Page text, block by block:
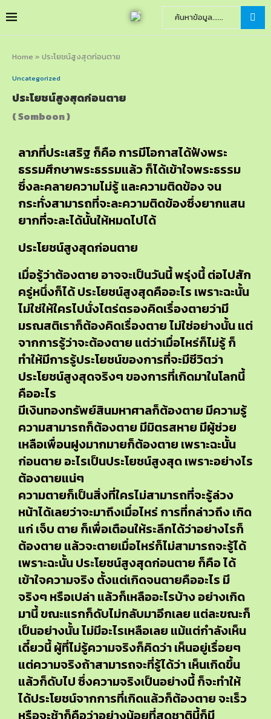
Home » ประโยชน์สูงสุดก่อนตาย
Uncategorized
ประโยชน์สูงสุดก่อนตาย
( Somboon )
ลาภที่ประเสริฐ ก็คือ การมีโอกาสได้ฟังพระ
ธรรมศึกษาพระธรรมแล้ว ก็ได้เข้าใจพระธรรม
ซึ่งละคลายความไม่รู้ และความติดข้อง จน
กระทั่งสามารถที่จะละความติดข้องซึ่งยากแสน
ยากที่จะละได้นั้นให้หมดไปได้
ประโยชน์สูงสุดก่อนตาย
เมื่อรู้ว่าต้องตาย อาจจะเป็นวันนี้ พรุ่งนี้ ต่อไปสัก
ครู่หนึ่งก็ได้ ประโยชน์สูงสุดคืออะไร เพราะฉะนั้น
ไม่ใช่ให้ใครไปนั่งไตร่ตรองคิดเรื่องตายว่ามี
มรณสติเราก็ต้องคิดเรื่องตาย ไม่ใช่อย่างนั้น แต่
จากการรู้ว่าจะต้องตาย แต่ว่าเมื่อไหร่ก็ไม่รู้ ก็
ทำให้มีการรู้ประโยชน์ของการที่จะมีชีวิตว่า
ประโยชน์สูงสุดจริงๆ ของการที่เกิดมาในโลกนี้
คืออะไร
มีเงินทองทรัพย์สินมหาศาลก็ต้องตาย มีความรู้
ความสามารถก็ต้องตาย มีมิตรสหาย มีผู้ช่วย
เหลือเพื่อนฝูงมากมายก็ต้องตาย เพราะฉะนั้น
ก่อนตาย อะไรเป็นประโยชน์สูงสุด เพราะอย่างไร
ต้องตายแน่ๆ
ความตายก็เป็นสิ่งที่ใครไม่สามารถที่จะรู้ล่วง
หน้าได้เลยว่าจะมาถึงเมื่อไหร่ การที่กล่าวถึง เกิด
แก่ เจ็บ ตาย ก็เพื่อเตือนให้ระลึกได้ว่าอย่างไรก็
ต้องตาย แล้วจะตายเมื่อไหร่ก็ไม่สามารถจะรู้ได้
เพราะฉะนั้น ประโยชน์สูงสุดก่อนตาย ก็คือ ได้
เข้าใจความจริง ตั้งแต่เกิดจนตายคืออะไร มี
จริงๆ หรือเปล่า แล้วก็เหลืออะไรบ้าง อย่างเกิด
มานี้ ขณะแรกก็ดับไม่กลับมาอีกเลย แต่ละขณะก็
เป็นอย่างนั้น ไม่มีอะไรเหลือเลย แม้แต่กำลังเห็น
เดี๋ยวนี้ ผู้ที่ไม่รู้ความจริงก็คิดว่า เห็นอยู่เรื่อยๆ
แต่ความจริงถ้าสามารถจะที่รู้ได้ว่า เห็นเกิดขึ้น
แล้วก็ดับไป ซึ่งความจริงเป็นอย่างนี้ ก็จะทำให้
ได้ประโยชน์จากการที่เกิดแล้วก็ต้องตาย จะเร็ว
หรือจะช้าก็คือว่าอย่างน้อยที่สุดชาตินี้ก็มี